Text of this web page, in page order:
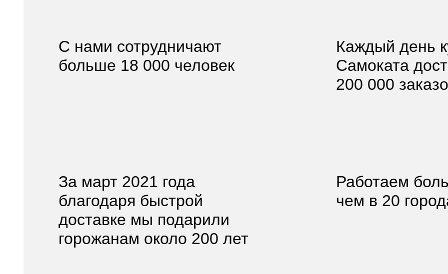
С нами сотрудничают
больше 18 000 человек
Каждый день
Самоката
200 000
За март 2021 года
благодаря быстрой
доставке мы подарили
горожанам около 200 лет
Работаем
чем в 20